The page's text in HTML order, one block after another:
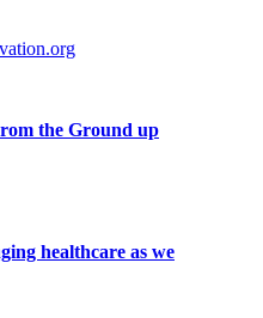
the Ground up
healthcare as we